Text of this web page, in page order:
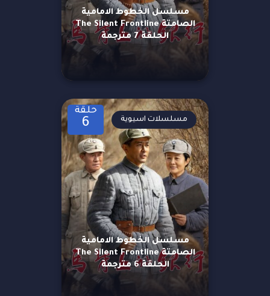
مسلسل الخطوط الامامية
الصامتة The Silent Frontline
الحلقة 7 مترجمة
حلقة
6
مسلسل الخطوط الامامية
الصامتة The Silent Frontline
الحلقة 6 مترجمة
مسلسلات اسيوية